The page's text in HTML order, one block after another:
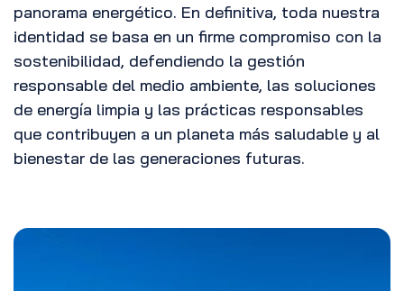
panorama energético. En definitiva, toda nuestra
identidad se basa en un firme compromiso con la
sostenibilidad, defendiendo la gestión
responsable del medio ambiente, las soluciones
de energía limpia y las prácticas responsables
que contribuyen a un planeta más saludable y al
bienestar de las generaciones futuras.